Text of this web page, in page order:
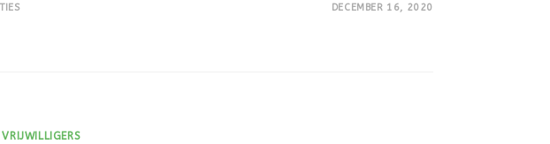
DECEMBER 16, 2020
VRIJWILLIGERS